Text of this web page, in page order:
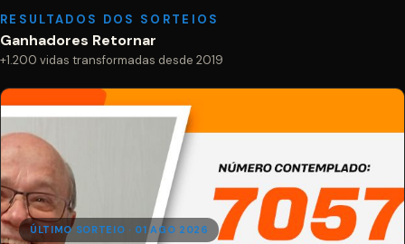
RESULTADOS DOS SORTEIOS
Ganhadores Retornar
+1.200 vidas transformadas desde 2019
ÚLTIMO SORTEIO · 01 AGO 2026